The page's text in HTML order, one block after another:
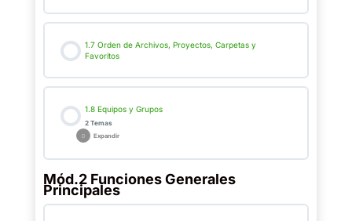
1.7 Orden de Archivos, Proyectos, Carpetas y
Favoritos
1.8 Equipos y Grupos
2 Temas
Expandir
Mód.2 Funciones Generales
Principales